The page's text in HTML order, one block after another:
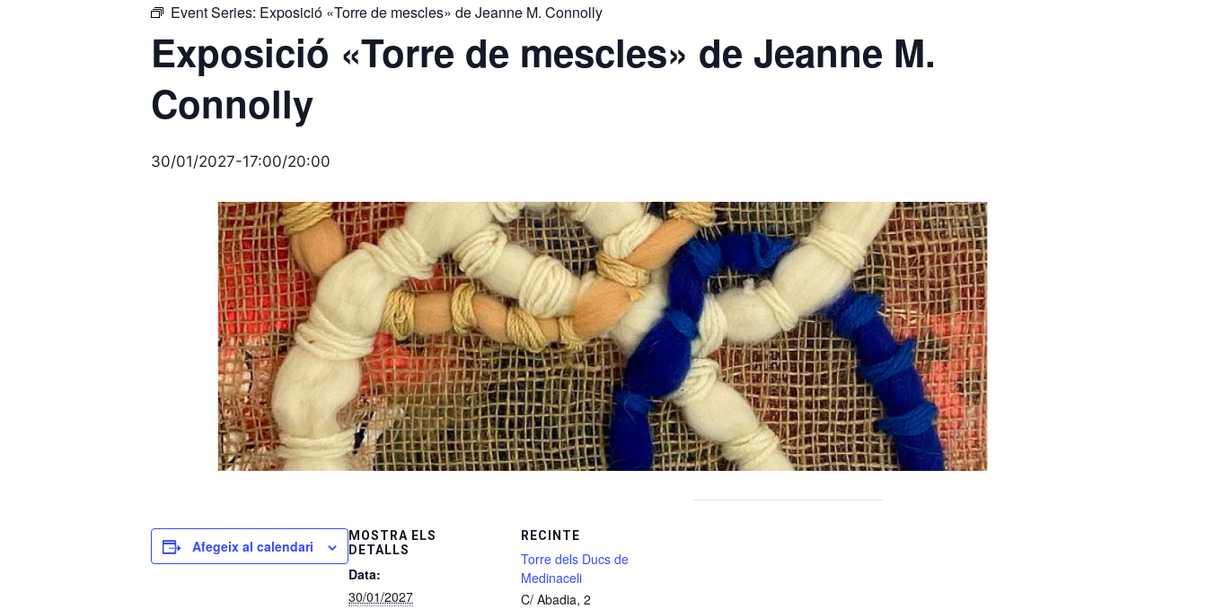
Event Series: Exposició «Torre de mescles» de Jeanne M. Connolly
Exposició «Torre de mescles» de Jeanne M.
Connolly
30/01/2027-17:00/20:00
Afegeix al calendari
MOSTRA ELS
DETALLS
Data:
30/01/2027
RECINTE
Torre dels Ducs de
Medinaceli
C/ Abadia, 2